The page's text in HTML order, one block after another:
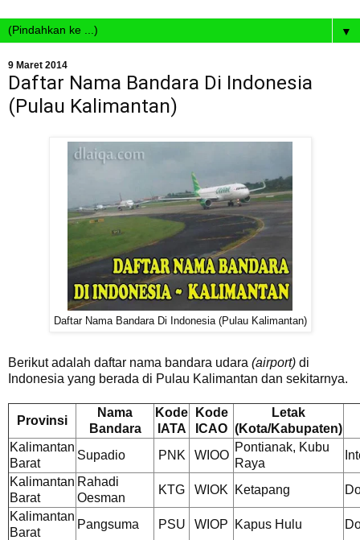
▼
9 Maret 2014
Daftar Nama Bandara Di Indonesia
(Pulau Kalimantan)
Daftar Nama Bandara Di Indonesia (Pulau Kalimantan)
Berikut adalah daftar nama bandara udara (airport) di
Indonesia yang berada di Pulau Kalimantan dan sekitarnya.
Provinsi
Nama
Bandara
Kode
IATA
Kode
ICAO
Letak
(Kota/Kabupaten)
Kalimantan
Barat
Supadio PNK WIOO
Pontianak, Kubu
Raya
Kalimantan
Barat
Rahadi
Oesman
KTG WIOK Ketapang
Kalimantan
Barat
Pangsuma PSU WIOP Kapus Hulu